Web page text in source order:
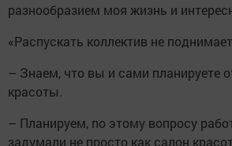
разнообразием моя жизнь и
«Распускать коллектив не
– Знаем, что вы и сами планируете
красоты.
– Планируем, по этому вопросу
задумали не просто как салон